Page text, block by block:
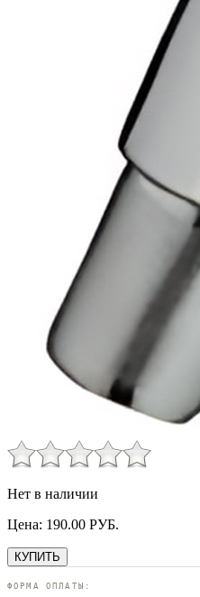
Нет в наличии
Цена: 190.00 РУБ.
КУПИТЬ
ФОРМА ОПЛАТЫ: